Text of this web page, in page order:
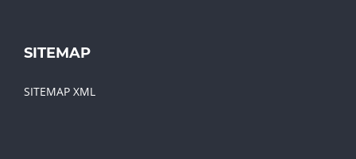
SITEMAP
SITEMAP XML